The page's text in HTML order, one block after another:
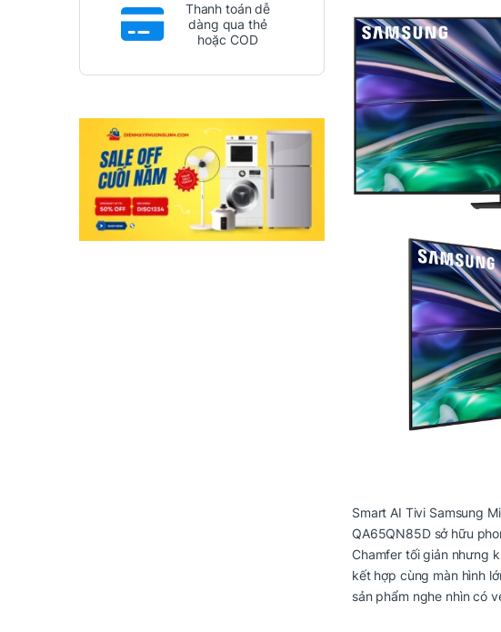
Smart AI Tivi Samsung
QA65QN85D sở hữu
Chamfer tối giản nhưng
kết hợp cùng màn hình
sản phẩm nghe nhìn có
Thanh toán dễ
dàng qua thẻ
hoặc COD